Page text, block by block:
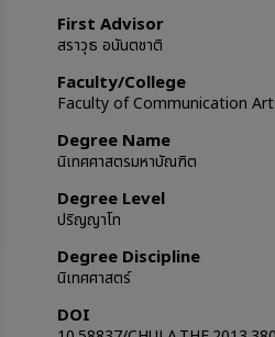
First Advisor
สราวุธ อนันตชาติ
Faculty/College
Faculty of Communication
Degree Name
นิเทศศาสตรมหาบัณฑิต
Degree Level
ปริญญาโท
Degree Discipline
นิเทศศาสตร์
DOI